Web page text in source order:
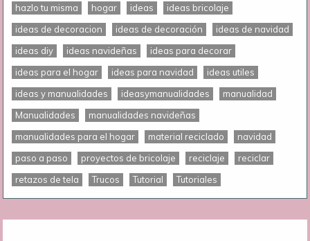
hazlo tu misma
hogar ideas
ideas bricolaje
ideas de decoracion
ideas de decoración
ideas de navidad
ideas diy
ideas navideñas
ideas para decorar
ideas para el hogar
ideas para navidad
ideas utiles
ideas y manualidades
ideasymanualidades
manualidad
Manualidades
manualidades navideñas
manualidades para el hogar
material reciclado
navidad
paso a paso
proyectos de bricolaje reciclaje
reciclar
retazos de tela
Trucos Tutorial Tutoriales